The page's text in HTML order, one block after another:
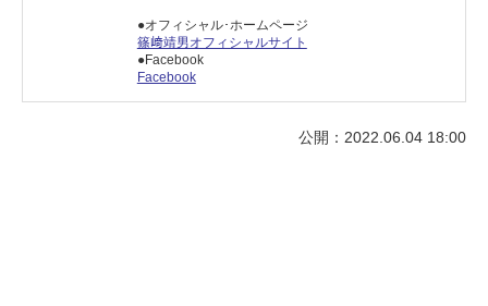
●オフィシャル･ホームページ
篠﨑靖男オフィシャルサイト
●Facebook
Facebook
公開：2022.06.04 18:00